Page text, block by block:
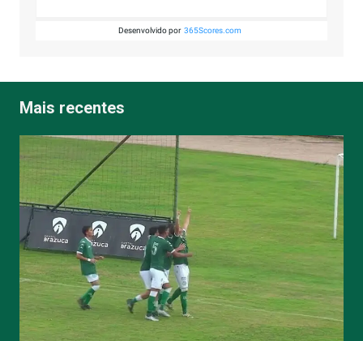
Desenvolvido por 365Scores.com
Mais recentes